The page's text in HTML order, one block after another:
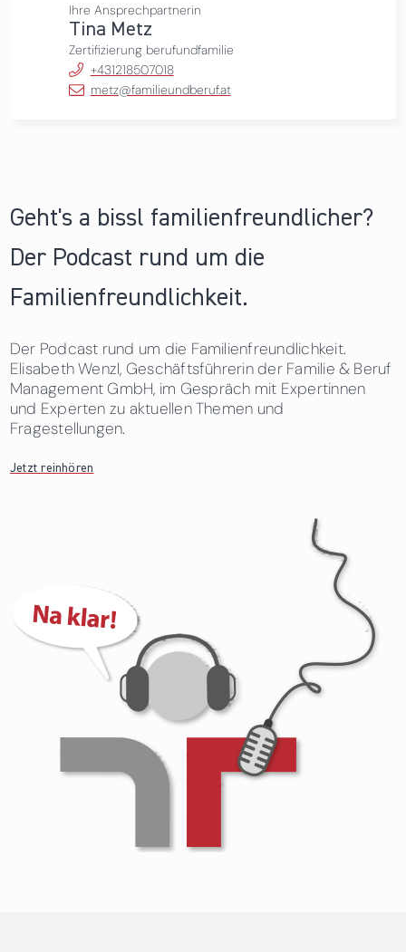
Ihre Ansprechpartnerin
Tina Metz
Zertifizierung berufundfamilie
+431218507018
metz@familieundberuf.at
Geht's a bissl familienfreundlicher?
Der Podcast rund um die
Familienfreundlichkeit.
Der Podcast rund um die Familienfreundlichkeit.
Elisabeth Wenzl, Geschäftsführerin der Familie & Beruf
Management GmbH, im Gespräch mit Expertinnen
und Experten zu aktuellen Themen und
Fragestellungen.
Jetzt reinhören